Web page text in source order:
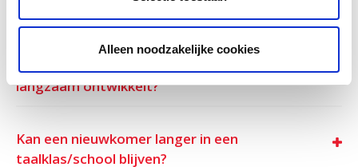
Alleen noodzakelijke cookies
Hoe weten we of reguliere onderwijs passend
langzaam ontwikkelt?
Kan een nieuwkomer langer in een
taalklas/school blijven?